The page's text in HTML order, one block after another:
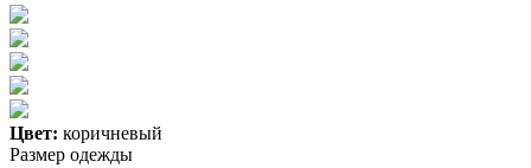
Цвет: коричневый
Размер одежды